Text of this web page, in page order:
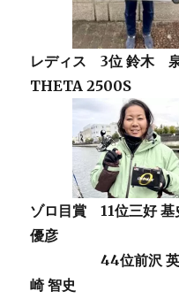
レディス 3位 鈴木
THETA 2500S
ゾロ目賞
11位三好
優彦
44位前沢 英俊
崎 智史